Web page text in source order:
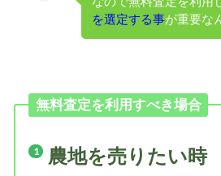
を選定する事が重要な
無料査定を利用すべき場合
農地を売りたい時